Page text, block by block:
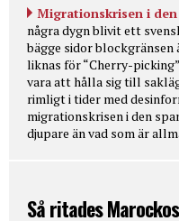
Migrationskrisen i
några dygn blivit ett
bägge sidor blockgränsen
liknas för “Cherry-
vara att hålla sig till
rimligt i tider med
migrationskrisen i den
djupare än vad som är
Så ritades